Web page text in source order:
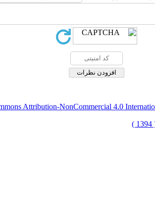
Attribution-NonCommercial 4.0